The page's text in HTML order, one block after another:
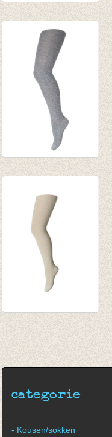
Babett Wine red
€ 12,56
€ 17,95
€ 14,36
categorie
- Kousen/sokken